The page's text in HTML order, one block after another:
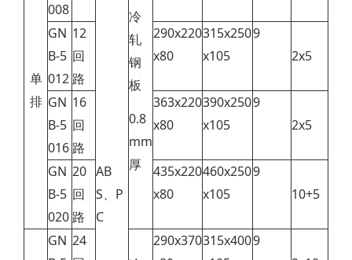
单
排
008
AB
S、P
C
冷
轧
钢
板
0.8
mm
厚
GN
B-5
012
12
回
路
290x220
x80
315x250
x105
9
2x5
GN
B-5
016
16
回
路
363x220
x80
390x250
x105
9
2x5
GN
B-5
020
20
回
路
435x220
x80
460x250
x105
9
10+5
GN 24
290x370315x4009